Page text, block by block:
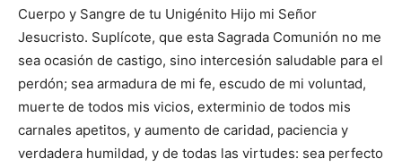
Cuerpo y Sangre de tu Unigénito Hijo mi Señor
Jesucristo. Suplícote, que esta Sagrada Comunión no me
sea ocasión de castigo, sino intercesión saludable para el
perdón; sea armadura de mi fe, escudo de mi voluntad,
muerte de todos mis vicios, exterminio de todos mis
carnales apetitos, y aumento de caridad, paciencia y
verdadera humildad, y de todas las virtudes: sea perfecto